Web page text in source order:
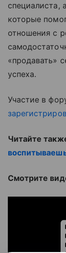
специалиста,
которые
отношения с
«продавать»
успеха.
Участие в
Читайте
Смотрите